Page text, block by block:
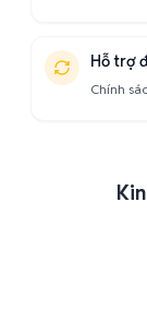
Hỗ trợ
Chính